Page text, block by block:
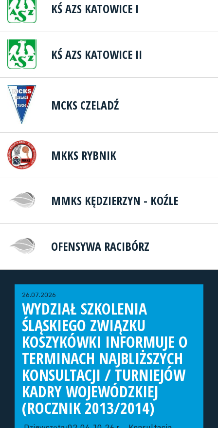
KŚ AZS KATOWICE I
KŚ AZS KATOWICE II
MCKS CZELADŹ
MKKS RYBNIK
MMKS KĘDZIERZYN - KOŹLE
OFENSYWA RACIBÓRZ
26.07.2026
WYDZIAŁ SZKOLENIA
ŚLĄSKIEGO ZWIĄZKU
KOSZYKÓWKI INFORMUJE O
TERMINACH NAJBLIŻSZYCH
KONSULTACJI / TURNIEJÓW
KADRY WOJEWÓDZKIEJ
(ROCZNIK 2013/2014)